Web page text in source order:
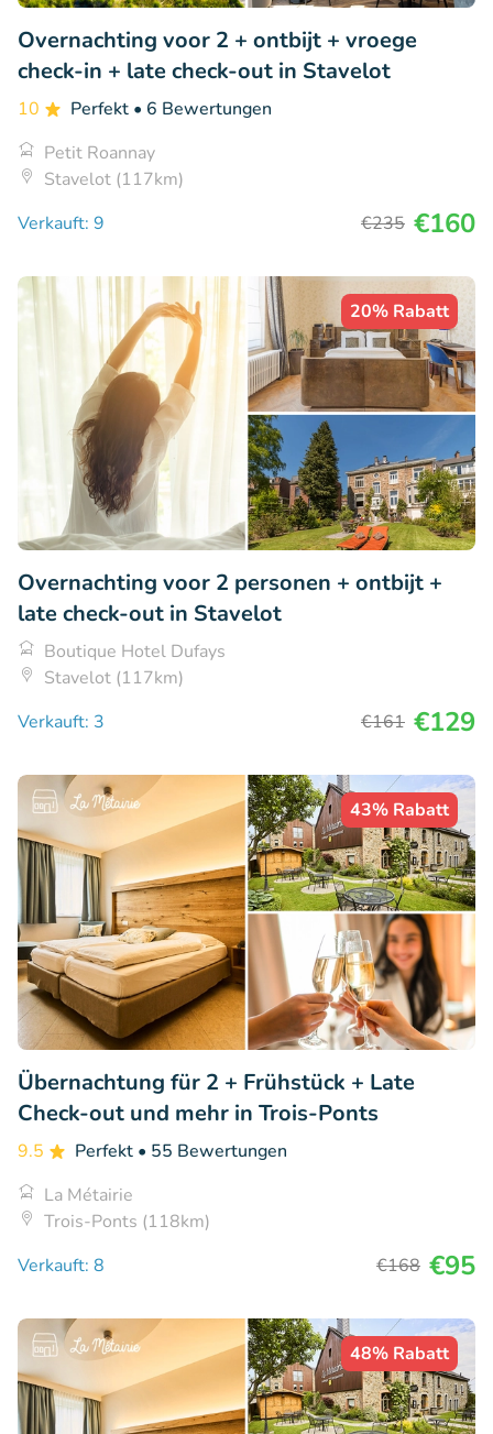
Overnachting voor 2 + ontbijt + vroege
check-in + late check-out in Stavelot
10 Perfekt • 6 Bewertungen
Petit Roannay
Stavelot (117km)
Verkauft: 9
€235 €160
20% Rabatt
Overnachting voor 2 personen + ontbijt +
late check-out in Stavelot
Boutique Hotel Dufays
Stavelot (117km)
Verkauft: 3
€161 €129
43% Rabatt
Übernachtung für 2 + Frühstück + Late
Check-out und mehr in Trois-Ponts
9.5 Perfekt • 55 Bewertungen
La Métairie
Trois-Ponts (118km)
Verkauft: 8
€168 €95
48% Rabatt